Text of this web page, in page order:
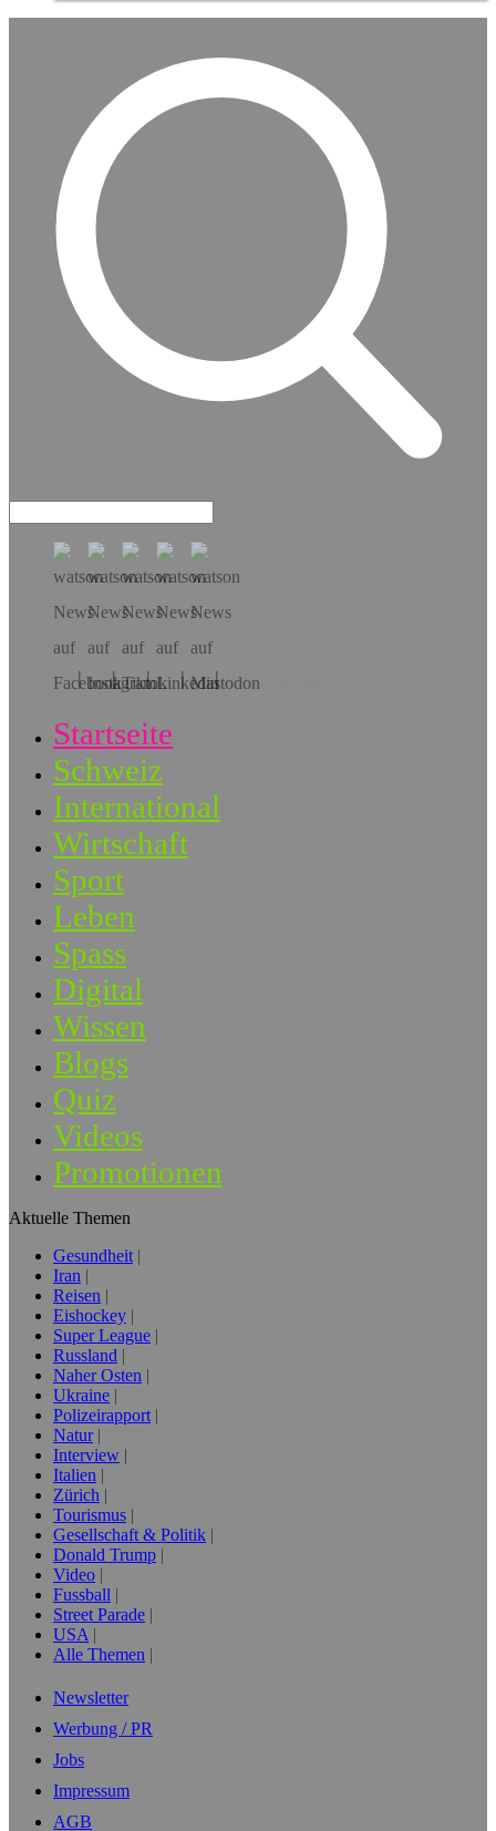
Hol dir die App!
Startseite
Schweiz
International
Wirtschaft
Sport
Leben
Spass
Digital
Wissen
Blogs
Quiz
Videos
Promotionen
Aktuelle Themen
Gesundheit
Iran
Reisen
Eishockey
Super League
Russland
Naher Osten
Ukraine
Polizeirapport
Natur
Interview
Italien
Zürich
Tourismus
Gesellschaft & Politik
Donald Trump
Video
Fussball
Street Parade
USA
Alle Themen
Newsletter
Werbung / PR
Jobs
Impressum
AGB